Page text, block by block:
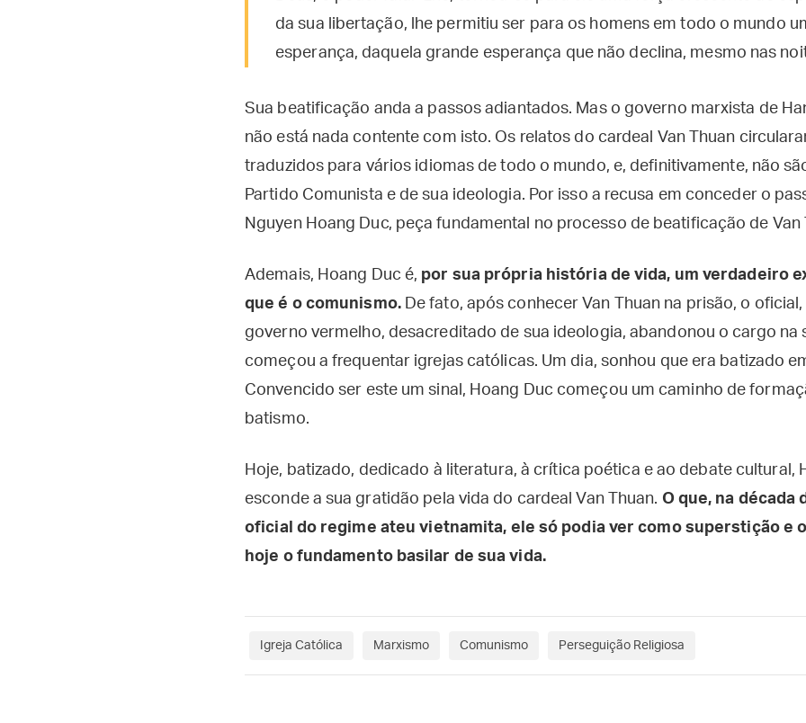
da sua libertação, lhe permitiu ser para os homens em todo o mundo
esperança, daquela grande esperança que não declina, mesmo nas
Sua beatificação anda a passos adiantados. Mas o governo marxista de
não está nada contente com isto. Os relatos do cardeal Van Thuan
traduzidos para vários idiomas de todo o mundo, e, definitivamente, não
Partido Comunista e de sua ideologia. Por isso a recusa em conceder o
Nguyen Hoang Duc, peça fundamental no processo de beatificação de Van
Ademais, Hoang Duc é, por sua própria história de vida, um verdadeiro
que é o comunismo.De fato, após conhecer Van Thuan na prisão, o
governo vermelho, desacreditado de sua ideologia, abandonou o cargo na
começou a frequentar igrejas católicas. Um dia, sonhou que era batizado
Convencido ser este um sinal, Hoang Duc começou um caminho de
batismo.
Hoje, batizado, dedicado à literatura, à crítica poética e ao debate cultural,
esconde a sua gratidão pela vida do cardeal Van Thuan. O que, na década
oficial do regime ateu vietnamita, ele só podia ver como superstição e
hoje o fundamento basilar de sua vida.
Igreja Católica Marxismo Comunismo Perseguição Religiosa